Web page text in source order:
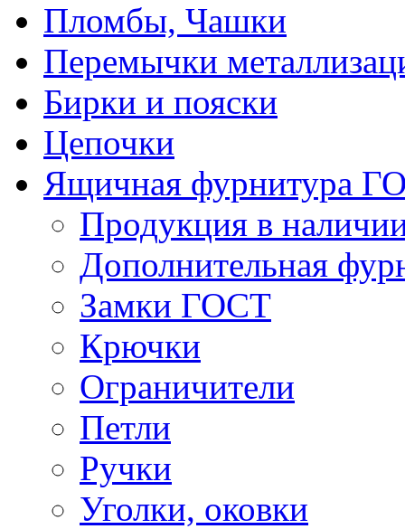
Пломбы, Чашки
Перемычки
Бирки и пояски
Цепочки
Ящичная фурнитура
Продукция в
Дополнительная
Замки ГОСТ
Крючки
Ограничители
Петли
Ручки
Уголки, оковки